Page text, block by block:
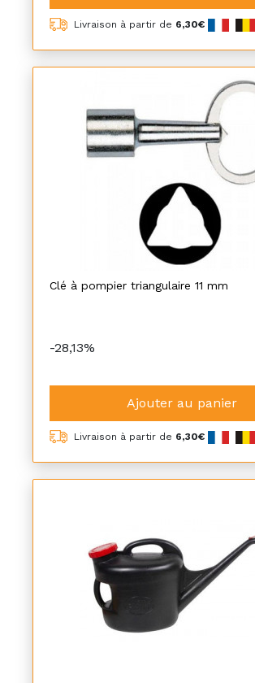
Livraison à partir de 6,30€
Clé à pompier triangulaire 11 mm
-28,13%
Ajouter au panier
Livraison à partir de 6,30€